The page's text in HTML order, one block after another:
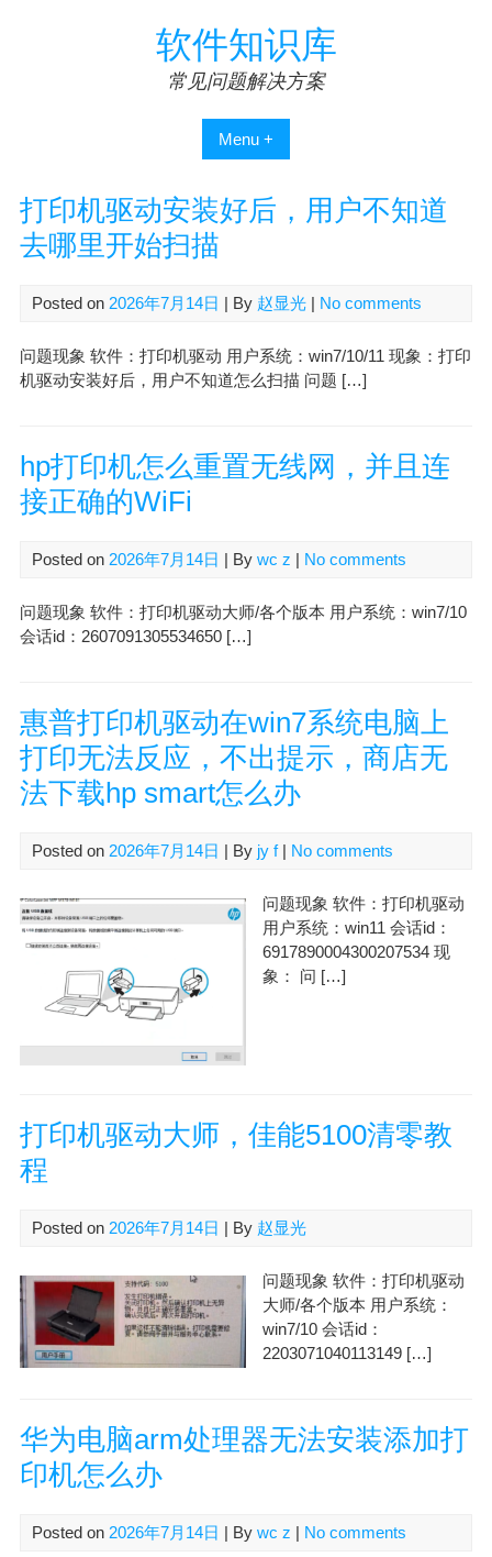
软件知识库
常见问题解决方案
Menu +
打印机驱动安装好后，用户不知道
去哪里开始扫描
Posted on 2026年7月14日 | By 赵显光| No comments
问题现象 软件：打印机驱动 用户系统：win7/10/11 现象：打印
机驱动安装好后，用户不知道怎么扫描 问题 […]
hp打印机怎么重置无线网，并且连
接正确的WiFi
Posted on 2026年7月14日 | By wc z | No comments
问题现象 软件：打印机驱动大师/各个版本 用户系统：win7/10
会话id：2607091305534650 […]
惠普打印机驱动在win7系统电脑上
打印无法反应，不出提示，商店无
法下载hp smart怎么办
Posted on 2026年7月14日 | By jy f| No comments
问题现象 软件：打印机驱动
用户系统：win11 会话id：
6917890004300207534 现
象： 问 […]
打印机驱动大师，佳能5100清零教
程
Posted on 2026年7月14日 | By 赵显光
问题现象 软件：打印机驱动
大师/各个版本 用户系统：
win7/10 会话id：
2203071040113149 […]
华为电脑arm处理器无法安装添加打
印机怎么办
Posted on 2026年7月14日 | By wc z No comments